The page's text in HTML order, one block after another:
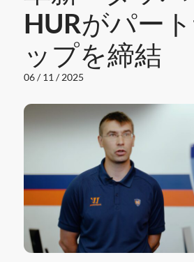
HURがパー
ップを締結
06 / 11 / 2025